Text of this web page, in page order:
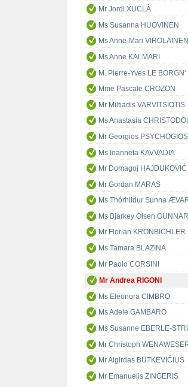
Mr Jordi XUCLÀ
Ms Susanna HUOVINEN
Ms Anne-Mari VIROLAINEN
Ms Anne KALMARI
M. Pierre-Yves LE BORGN'
Mme Pascale CROZON
Mr Miltiadis VARVITSIOTIS
Ms Anastasia
Mr Georgios PSYCHOGIOS
Ms Ioanneta KAVVADIA
Mr Domagoj HAJDUKOVIĆ
Mr Gordan MARAS
Ms Thórhildur Sunna
Ms Bjarkey Olsen
Mr Florian KRONBICHLER
Ms Tamara BLAZINA
Mr Paolo CORSINI
Mr Andrea RIGONI
Ms Eleonora CIMBRO
Ms Adele GAMBARO
Ms Susanne EBERLE-
Mr Christoph
Mr Algirdas BUTKEVIČIUS
Mr Emanuelis ZINGERIS